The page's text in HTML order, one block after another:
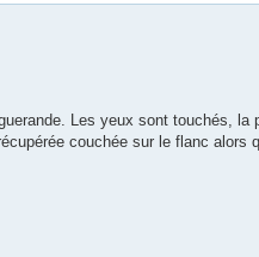
Les yeux sont touchés,
couchée sur le flanc alors